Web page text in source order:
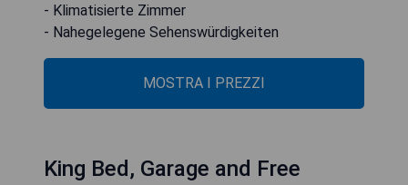
- Klimatisierte Zimmer
- Nahegelegene Sehenswürdigkeiten
MOSTRA I PREZZI
King Bed, Garage and Free